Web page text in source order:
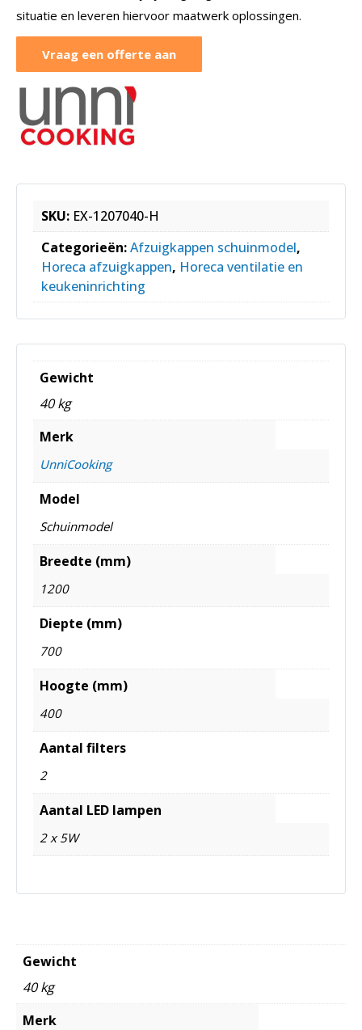
situatie en leveren hiervoor maatwerk oplossingen.
Vraag een offerte aan
SKU: EX-1207040-H
Categorieën:Afzuigkappen schuinmodel,
Horeca afzuigkappen, Horeca ventilatie en
keukeninrichting
Gewicht
40 kg
Merk
UnniCooking
Model
Schuinmodel
Breedte (mm)
1200
Diepte (mm)
700
Hoogte (mm)
400
Aantal filters
2
Aantal LED lampen
2 x 5W
Gewicht
40 kg
Merk